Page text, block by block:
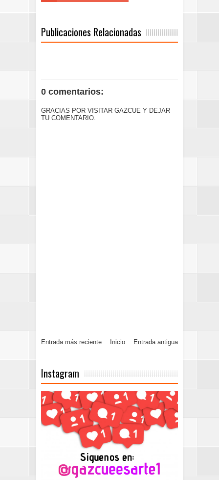
Publicaciones Relacionadas
0 comentarios:
GRACIAS POR VISITAR GAZCUE Y DEJAR
TU COMENTARIO.
Entrada más reciente Entrada antigua
Inicio
Instagram